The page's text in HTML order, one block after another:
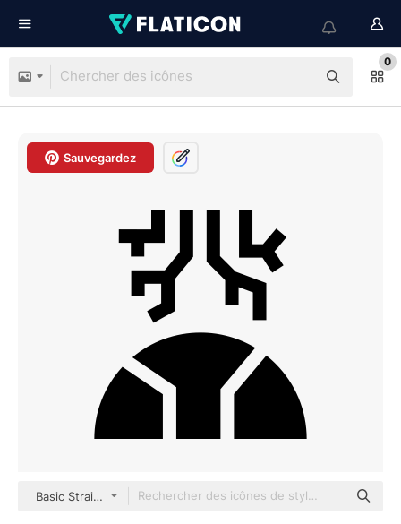
0
Sauvegardez
Basic Straight Filled